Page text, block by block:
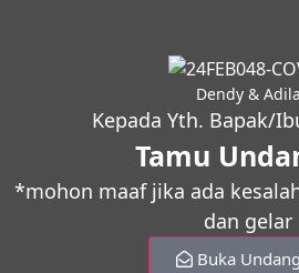
Dendy & Adila
Kepada Yth. Bapak/
Tamu
*mohon maaf jika ada
dan gelar
Buka